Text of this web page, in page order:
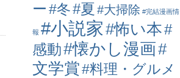
ー#冬#夏 #大掃除 #完結漫画情
報 #小説家#怖い本#
感動#懐かし漫画#
文学賞#料理・グルメ